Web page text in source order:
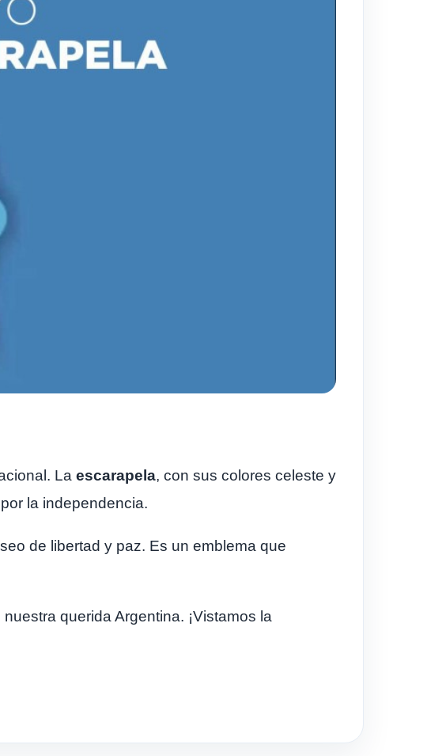
La escarapela, con sus colores celeste y
la independencia.
de libertad y paz. Es un emblema que
querida Argentina. ¡Vistamos la